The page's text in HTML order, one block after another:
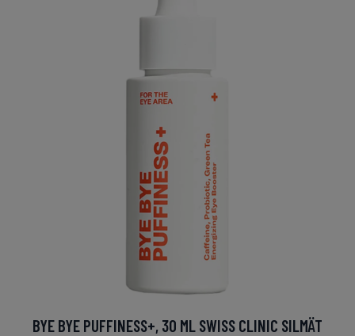
BYE BYE PUFFINESS+, 30 ML SWISS CLINIC SILMÄT